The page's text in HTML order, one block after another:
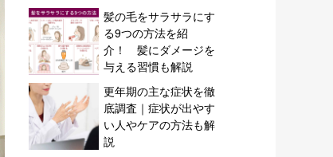
髪の毛をサラサラにす
る9つの方法を紹
介！ 髪にダメージを
与える習慣も解説
更年期の主な症状を徹
底調査｜症状が出やす
い人やケアの方法も解
説